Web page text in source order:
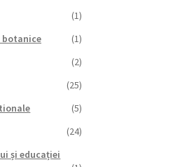
(1)
(1)
(2)
(25)
(5)
(24)
și educației